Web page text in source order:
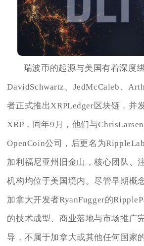
瑞波币的起源与美国有着深度
DavidSchwartz、JedMcCaleb、
者正式推出XRPLedger区块链，并
XRP，同年9月，他们与
OpenCoin公司，后更名为
加利福尼亚州旧金山，核心团队、
机构均位于美国境内。尽管早期概
加拿大开发者RyanFugger的
的技术成型、商业落地与市场推广
导，不属于加拿大或其他任何国家